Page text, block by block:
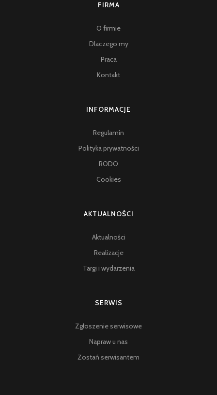
FIRMA
O firmie
Dlaczego my
Praca
Kontakt
INFORMACJE
Regulamin
Polityka prywatności
RODO
Cookies
AKTUALNOŚCI
Aktualności
Realizacje
Targi i wydarzenia
SERWIS
Zgłoszenie serwisowe
Napraw u nas
Zostań serwisantem